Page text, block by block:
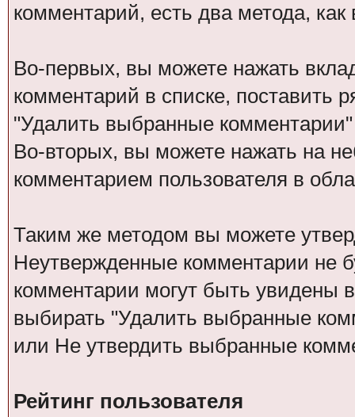
комментарий, есть два метода,
Во-первых, вы можете нажать
комментарий в списке, поставить
"Удалить выбранные
Во-вторых, вы можете нажать на
комментарием пользователя в
Таким же методом вы можете
Неутвержденные комментарии не
комментарии могут быть увидены
выбирать "Удалить выбранные
или Не утвердить выбранные
Рейтинг пользователя